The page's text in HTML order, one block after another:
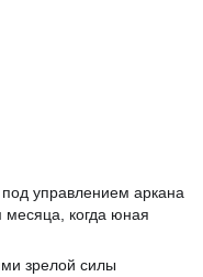
управлением аркана
когда юная
зрелой силы